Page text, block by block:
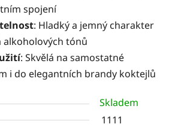
spojení
: Hladký a jemný charakter
alkoholových tónů
: Skvělá na samostatné
i do elegantních brandy koktejlů
Skladem
1111